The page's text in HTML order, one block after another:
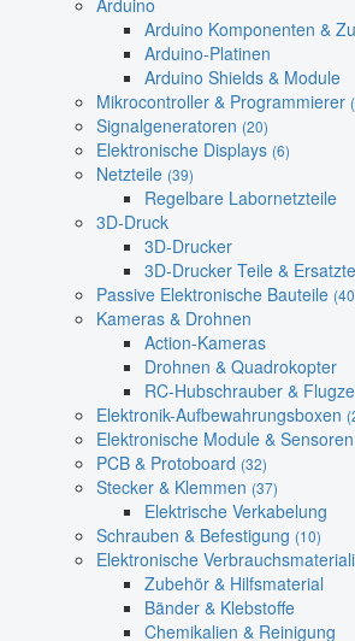
Arduino
Arduino Komponenten &
Arduino-Platinen
Arduino Shields & Module
Mikrocontroller & Programmierer
Signalgeneratoren (20)
Elektronische Displays (6)
Netzteile (39)
Regelbare Labornetzteile
3D-Druck
3D-Drucker
3D-Drucker Teile &
Passive Elektronische Bauteile
Kameras & Drohnen
Action-Kameras
Drohnen & Quadrokopter
RC-Hubschrauber &
Elektronik-Aufbewahrungsboxen
Elektronische Module & Sensoren
PCB & Protoboard (32)
Stecker & Klemmen (37)
Elektrische Verkabelung
Schrauben & Befestigung (10)
Elektronische
Zubehör & Hilfsmaterial
Bänder & Klebstoffe
Chemikalien & Reinigung